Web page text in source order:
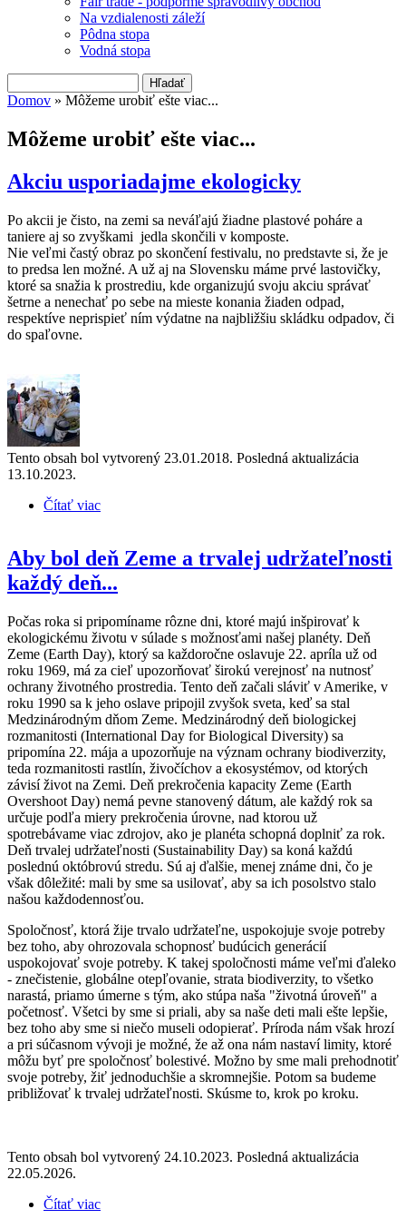
Na vzdialenosti záleží
Pôdna stopa
Vodná stopa
Vyhľadávanie
Domov » Môžeme urobiť ešte viac...
Môžeme urobiť ešte viac...
Akciu usporiadajme ekologicky
Po akcii je čisto, na zemi sa neváľajú žiadne plastové poháre a
taniere aj so zvyškami jedla skončili v komposte.
Nie veľmi častý obraz po skončení festivalu, no predstavte si, že je
to predsa len možné. A už aj na Slovensku máme prvé lastovičky,
ktoré sa snažia k prostrediu, kde organizujú svoju akciu správať
šetrne a nenechať po sebe na mieste konania žiaden odpad,
respektíve neprispieť ním výdatne na najbližšiu skládku odpadov, či
do spaľovne.
Tento obsah bol vytvorený 23.01.2018. Posledná aktualizácia
13.10.2023.
Čítať viac
Aby bol deň Zeme a trvalej udržateľnosti
každý deň...
Počas roka si pripomíname rôzne dni, ktoré majú inšpirovať k
ekologickému životu v súlade s možnosťami našej planéty. Deň
Zeme (Earth Day), ktorý sa každoročne oslavuje 22. apríla už od
roku 1969, má za cieľ upozorňovať širokú verejnosť na nutnosť
ochrany životného prostredia. Tento deň začali sláviť v Amerike, v
roku 1990 sa k jeho oslave pripojil zvyšok sveta, keď sa stal
Medzinárodným dňom Zeme. Medzinárodný deň biologickej
rozmanitosti (International Day for Biological Diversity) sa
pripomína 22. mája a upozorňuje na význam ochrany biodiverzity,
teda rozmanitosti rastlín, živočíchov a ekosystémov, od ktorých
závisí život na Zemi. Deň prekročenia kapacity Zeme (Earth
Overshoot Day) nemá pevne stanovený dátum, ale každý rok sa
určuje podľa miery prekročenia úrovne, nad ktorou už
spotrebávame viac zdrojov, ako je planéta schopná doplniť za rok.
Deň trvalej udržateľnosti (Sustainability Day) sa koná každú
poslednú októbrovú stredu. Sú aj ďalšie, menej známe dni, čo je
však dôležité: mali by sme sa usilovať, aby sa ich posolstvo stalo
našou každodennosťou.
Spoločnosť, ktorá žije trvalo udržateľne, uspokojuje svoje potreby
bez toho, aby ohrozovala schopnosť budúcich generácií
uspokojovať svoje potreby. K takej spoločnosti máme veľmi ďaleko
- znečistenie, globálne otepľovanie, strata biodiverzity, to všetko
narastá, priamo úmerne s tým, ako stúpa naša "životná úroveň" a
početnosť. Všetci by sme si priali, aby sa naše deti mali ešte lepšie,
bez toho aby sme si niečo museli odopierať. Príroda nám však hrozí
a pri súčasnom vývoji je možné, že až ona nám nastaví limity, ktoré
môžu byť pre spoločnosť bolestivé. Možno by sme mali prehodnotiť
svoje potreby, žiť jednoduchšie a skromnejšie. Potom sa budeme
približovať k trvalej udržateľnosti. Skúsme to, krok po kroku.
Tento obsah bol vytvorený 24.10.2023. Posledná aktualizácia
22.05.2026.
Čítať viac